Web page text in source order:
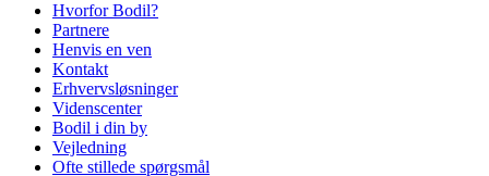
Hvorfor Bodil?
Partnere
Henvis en ven
Kontakt
Erhvervsløsninger
Videnscenter
Bodil i din by
Vejledning
Ofte stillede spørgsmål